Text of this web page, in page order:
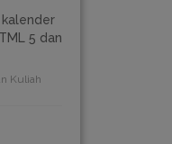
kalender
5 dan
Kuliah